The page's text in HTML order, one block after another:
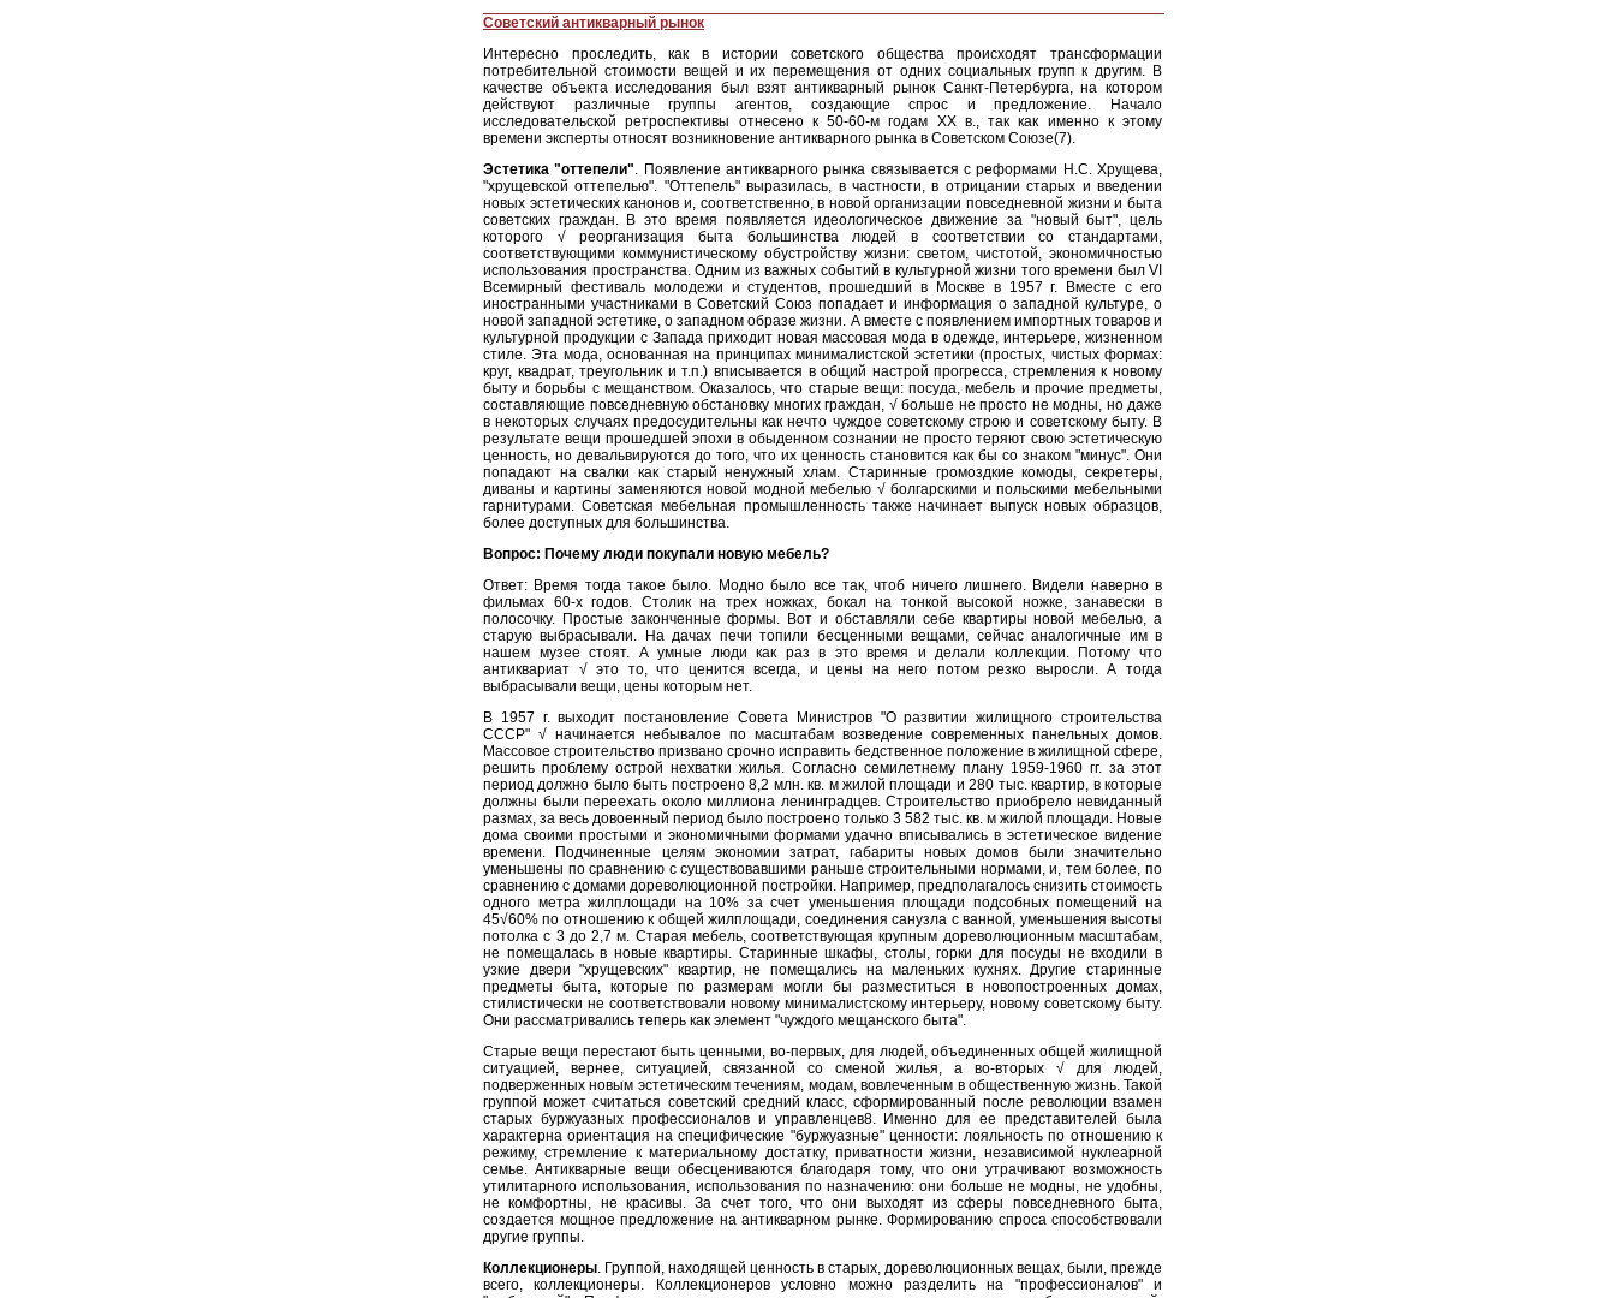
Советский антикварный рынок
Интересно проследить, как в истории советского общества происходят трансформации
потребительной стоимости вещей и их перемещения от одних социальных групп к другим. В
качестве объекта исследования был взят антикварный рынок Санкт-Петербурга, на котором
действуют различные группы агентов, создающие спрос и предложение. Начало
исследовательской ретроспективы отнесено к 50-60-м годам XX в., так как именно к этому
времени эксперты относят возникновение антикварного рынка в Советском Союзе(7).
Эстетика "оттепели". Появление антикварного рынка связывается с реформами Н.С. Хрущева,
"хрущевской оттепелью". "Оттепель" выразилась, в частности, в отрицании старых и введении
новых эстетических канонов и, соответственно, в новой организации повседневной жизни и быта
советских граждан. В это время появляется идеологическое движение за "новый быт", цель
которого √ реорганизация быта большинства людей в соответствии со стандартами,
соответствующими коммунистическому обустройству жизни: светом, чистотой, экономичностью
использования пространства. Одним из важных событий в культурной жизни того времени был VI
Всемирный фестиваль молодежи и студентов, прошедший в Москве в 1957 г. Вместе с его
иностранными участниками в Советский Союз попадает и информация о западной культуре, о
новой западной эстетике, о западном образе жизни. А вместе с появлением импортных товаров и
культурной продукции с Запада приходит новая массовая мода в одежде, интерьере, жизненном
стиле. Эта мода, основанная на принципах минималистской эстетики (простых, чистых формах:
круг, квадрат, треугольник и т.п.) вписывается в общий настрой прогресса, стремления к новому
быту и борьбы с мещанством. Оказалось, что старые вещи: посуда, мебель и прочие предметы,
составляющие повседневную обстановку многих граждан, √ больше не просто не модны, но даже
в некоторых случаях предосудительны как нечто чуждое советскому строю и советскому быту. В
результате вещи прошедшей эпохи в обыденном сознании не просто теряют свою эстетическую
ценность, но девальвируются до того, что их ценность становится как бы со знаком "минус". Они
попадают на свалки как старый ненужный хлам. Старинные громоздкие комоды, секретеры,
диваны и картины заменяются новой модной мебелью √ болгарскими и польскими мебельными
гарнитурами. Советская мебельная промышленность также начинает выпуск новых образцов,
более доступных для большинства.
Вопрос: Почему люди покупали новую мебель?
Ответ: Время тогда такое было. Модно было все так, чтоб ничего лишнего. Видели наверно в
фильмах 60-х годов. Столик на трех ножках, бокал на тонкой высокой ножке, занавески в
полосочку. Простые законченные формы. Вот и обставляли себе квартиры новой мебелью, а
старую выбрасывали. На дачах печи топили бесценными вещами, сейчас аналогичные им в
нашем музее стоят. А умные люди как раз в это время и делали коллекции. Потому что
антиквариат √ это то, что ценится всегда, и цены на него потом резко выросли. А тогда
выбрасывали вещи, цены которым нет.
В 1957 г. выходит постановление Совета Министров "О развитии жилищного строительства
СССР" √ начинается небывалое по масштабам возведение современных панельных домов.
Массовое строительство призвано срочно исправить бедственное положение в жилищной сфере,
решить проблему острой нехватки жилья. Согласно семилетнему плану 1959-1960 гг. за этот
период должно было быть построено 8,2 млн. кв. м жилой площади и 280 тыс. квартир, в которые
должны были переехать около миллиона ленинградцев. Строительство приобрело невиданный
размах, за весь довоенный период было построено только 3 582 тыс. кв. м жилой площади. Новые
дома своими простыми и экономичными формами удачно вписывались в эстетическое видение
времени. Подчиненные целям экономии затрат, габариты новых домов были значительно
уменьшены по сравнению с существовавшими раньше строительными нормами, и, тем более, по
сравнению с домами дореволюционной постройки. Например, предполагалось снизить стоимость
одного метра жилплощади на 10% за счет уменьшения площади подсобных помещений на
45√60% по отношению к общей жилплощади, соединения санузла с ванной, уменьшения высоты
потолка с 3 до 2,7 м. Старая мебель, соответствующая крупным дореволюционным масштабам,
не помещалась в новые квартиры. Старинные шкафы, столы, горки для посуды не входили в
узкие двери "хрущевских" квартир, не помещались на маленьких кухнях. Другие старинные
предметы быта, которые по размерам могли бы разместиться в новопостроенных домах,
стилистически не соответствовали новому минималистскому интерьеру, новому советскому быту.
Они рассматривались теперь как элемент "чуждого мещанского быта".
Старые вещи перестают быть ценными, во-первых, для людей, объединенных общей жилищной
ситуацией, вернее, ситуацией, связанной со сменой жилья, а во-вторых √ для людей,
подверженных новым эстетическим течениям, модам, вовлеченным в общественную жизнь. Такой
группой может считаться советский средний класс, сформированный после революции взамен
старых буржуазных профессионалов и управленцев8. Именно для ее представителей была
характерна ориентация на специфические "буржуазные" ценности: лояльность по отношению к
режиму, стремление к материальному достатку, приватности жизни, независимой нуклеарной
семье. Антикварные вещи обесцениваются благодаря тому, что они утрачивают возможность
утилитарного использования, использования по назначению: они больше не модны, не удобны,
не комфортны, не красивы. За счет того, что они выходят из сферы повседневного быта,
создается мощное предложение на антикварном рынке. Формированию спроса способствовали
другие группы.
Коллекционеры. Группой, находящей ценность в старых, дореволюционных вещах, были, прежде
всего, коллекционеры. Коллекционеров условно можно разделить на "профессионалов" и